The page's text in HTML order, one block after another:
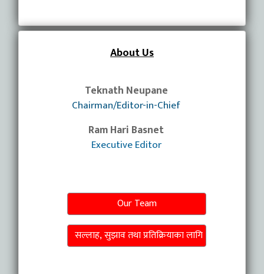
About Us
Teknath Neupane
Chairman/Editor-in-Chief
Ram Hari Basnet
Executive Editor
Our Team
सल्लाह, सुझाव तथा प्रतिक्रियाका लागि